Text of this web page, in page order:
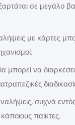
σε μεγάλο
με κάρτες
μπορεί να
συχνά
παίκτες.